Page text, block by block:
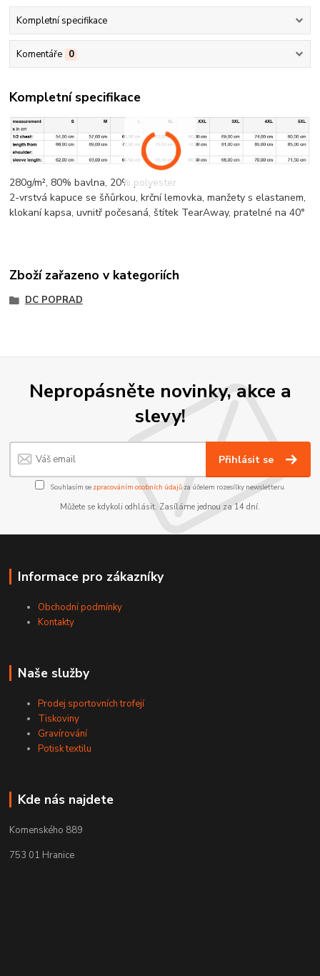
Kompletní specifikace
Komentáře 0
Kompletní specifikace
280g/m², 80%bavlna, 20% polyester
2-vrstvá kapuce se šňůrkou,krční lemovka, manžety s elastanem,
klokaní kapsa, uvnitř počesaná, štítek TearAway, pratelné na 40°
Zboží zařazeno v kategoriích
DC POPRAD
Nepropásněte novinky, akce a
slevy!
Přihlásit se
Souhlasím se zpracováním osobních údajůza účelem rozesílky newsletteru.
Můžete se kdykoli odhlásit. Zasíláme jednou za 14 dní.
Informace pro zákazníky
Obchodní podmínky
Kontakty
Naše služby
Prodej sportovních trofejí
Tiskoviny
Gravírování
Potisk textilu
Kde nás najdete
Komenského 889
753 01 Hranice